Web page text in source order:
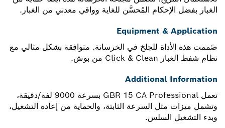
الغبار بفضل الإحكام المُحسَّن للغاية وواقي معدني من الغبار.
Equipment & Application
صًممت هذه الأداة للجلخ في الخرسانة. متوافقة بشكل مثالي مع
نظام شفط الغبار Click & Clean من بوش.
Additional Information
تعمل GBR 15 CA Professional بسرعة 9000 لفة/دقيقة،
وتشمل ميزات مثل السرعة الثابتة، والحماية من إعادة التشغيل،
وبدء التشغيل السلس.